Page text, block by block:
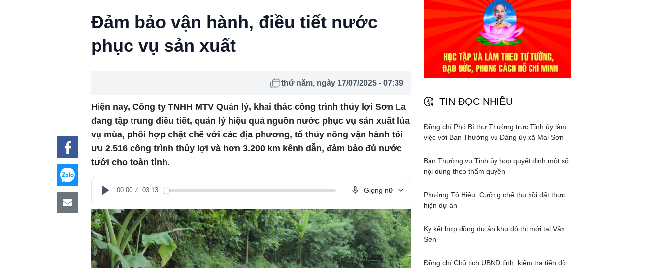
Đảm bảo vận hành, điều tiết nước
phục vụ sản xuất
thứ năm, ngày 17/07/2025 - 07:39
Hiện nay, Công ty TNHH MTV Quản lý, khai thác công trình thủy lợi Sơn La
đang tập trung điều tiết, quản lý hiệu quả nguồn nước phục vụ sản xuất lúa
vụ mùa, phối hợp chặt chẽ với các địa phương, tổ thủy nông vận hành tối
ưu 2.516 công trình thủy lợi và hơn 3.200 km kênh dẫn, đảm bảo đủ nước
tưới cho toàn tỉnh.
Play
00:00 03:13 Giọng nữ
TIN ĐỌC NHIỀU
Đồng chí Phó Bí thư Thường trực Tỉnh ủy làm
việc với Ban Thường vụ Đảng ủy xã Mai Sơn
Ban Thường vụ Tỉnh ủy họp quyết định một số
nội dung theo thẩm quyền
Phường Tô Hiệu: Cưỡng chế thu hồi đất thực
hiện dự án
Ký kết hợp đồng dự án khu đô thị mới tại Vân
Sơn
Đồng chí Chủ tịch UBND tỉnh, kiểm tra tiến độ